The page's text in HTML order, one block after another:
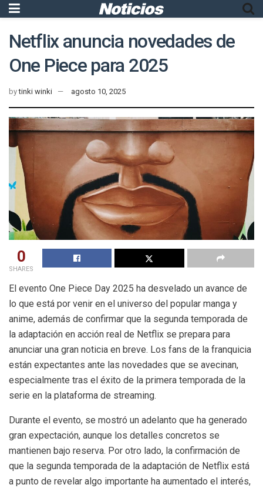
Netflix anuncia novedades de
One Piece para 2025
by tinki winki agosto 10, 2025
0
SHARES
El evento One Piece Day 2025 ha desvelado un avance de
lo que está por venir en el universo del popular manga y
anime, además de confirmar que la segunda temporada de
la adaptación en acción real de Netflix se prepara para
anunciar una gran noticia en breve. Los fans de la franquicia
están expectantes ante las novedades que se avecinan,
especialmente tras el éxito de la primera temporada de la
serie en la plataforma de streaming.
Durante el evento, se mostró un adelanto que ha generado
gran expectación, aunque los detalles concretos se
mantienen bajo reserva. Por otro lado, la confirmación de
que la segunda temporada de la adaptación de Netflix está
a punto de revelar algo importante ha aumentado el interés,